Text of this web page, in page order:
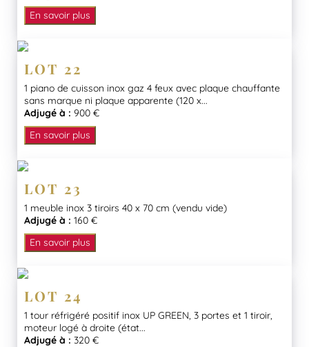
En savoir plus
LOT 22
1 piano de cuisson inox gaz 4 feux avec plaque chauffante
sans marque ni plaque apparente (120 x...
Adjugé à : 900 €
En savoir plus
LOT 23
1 meuble inox 3 tiroirs 40 x 70 cm (vendu vide)
Adjugé à : 160 €
En savoir plus
LOT 24
1 tour réfrigéré positif inox UP GREEN, 3 portes et 1 tiroir,
moteur logé à droite (état...
Adjugé à : 320 €